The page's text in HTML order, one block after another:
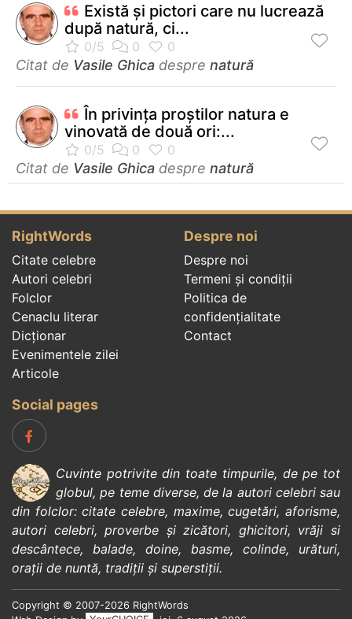
Există şi pictori care nu lucrează
după natură, ci...
Citat de Vasile Ghica despre natură
În privința proștilor natura e
vinovată de două ori:...
Citat de Vasile Ghica despre natură
RightWords
Citate celebre
Autori celebri
Folclor
Cenaclu literar
Dicționar
Evenimentele zilei
Articole
Despre noi
Despre noi
Termeni și condiții
Politica de
confidenţialitate
Contact
Social pages
Cuvinte potrivite din toate timpurile, de pe tot
globul, pe teme diverse, de la autori celebrisau
din folclor:citate celebre, maxime,cugetări,aforisme,
autori celebri,proverbe și zicători, ghicitori, vrăji si
descântece, balade, doine, basme, colinde, urături,
orații de nuntă, tradiții și superstiții.
Copyright © 2007-2026 RightWords